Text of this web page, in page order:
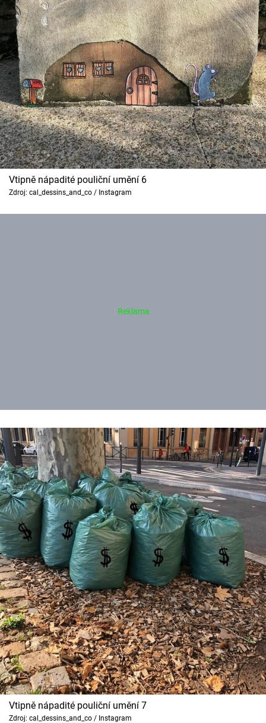
Vtipně nápadité pouliční umění 6
Zdroj: cal_dessins_and_co / Instagram
Vtipně nápadité pouliční umění 7
Zdroj: cal_dessins_and_co / Instagram